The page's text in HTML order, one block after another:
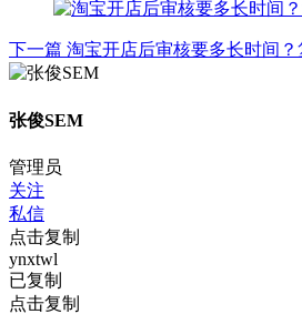
下一篇 淘宝开店后审核要多长时间？
张俊SEM
管理员
关注
私信
点击复制
ynxtwl
已复制
点击复制